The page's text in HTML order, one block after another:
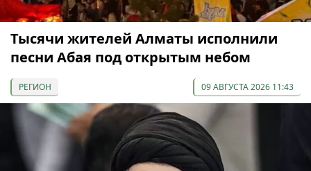
Тысячи жителей Алматы исполнили
песни Абая под открытым небом
РЕГИОН 09 АВГУСТА 2026 11:43